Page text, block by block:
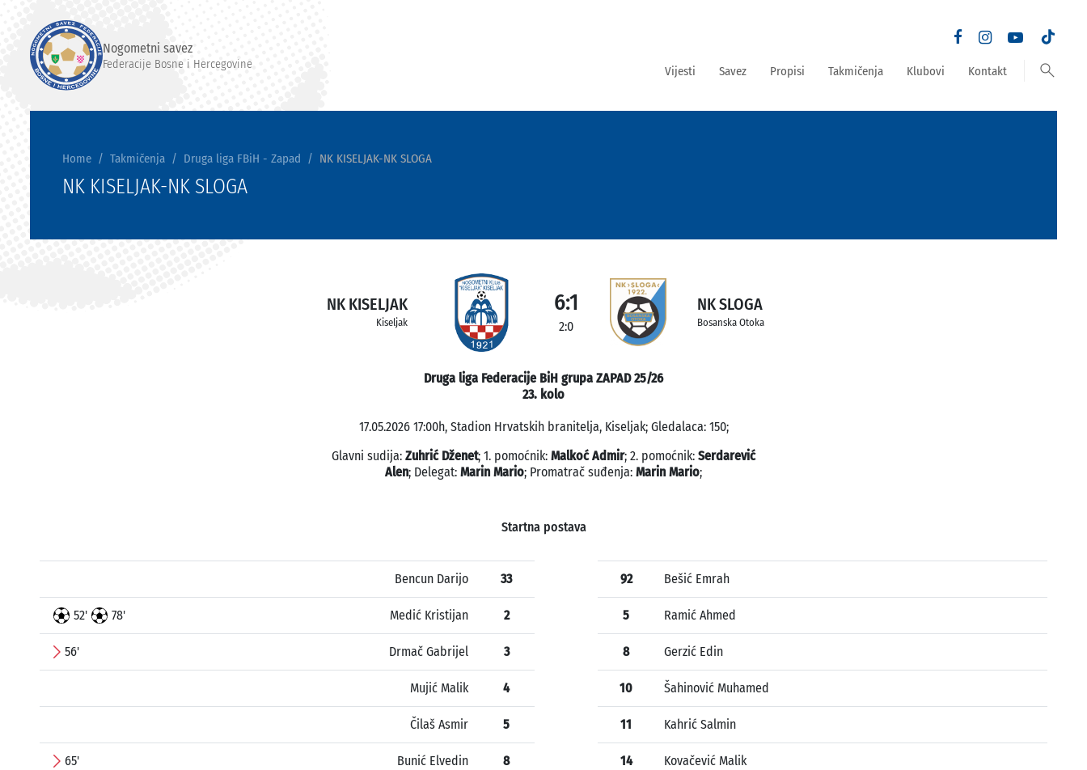
Nogometni savez
Federacije Bosne i Hercegovine Vijesti Savez Propisi Takmičenja Klubovi Kontakt search
Home Takmičenja Druga liga FBiH - Zapad NK KISELJAK-NK SLOGA
NK KISELJAK-NK SLOGA
NK KISELJAK
Kiseljak
6:1
2:0
NK SLOGA
Bosanska Otoka
Druga liga Federacije BiH grupa ZAPAD 25/26
23. kolo
17.05.2026 17:00h, Stadion Hrvatskih branitelja, Kiseljak; Gledalaca: 150;
Glavni sudija: Zuhrić Dženet; 1. pomoćnik: Malkoć Admir; 2. pomoćnik: Serdarević
Alen; Delegat: Marin Mario; Promatrač suđenja: Marin Mario;
Startna postava
Bencun Darijo 33
52' 78' Medić Kristijan 2
56' Drmač Gabrijel 3
Mujić Malik 4
Čilaš Asmir 5
65' Bunić Elvedin 8
92 Bešić Emrah
5 Ramić Ahmed
8 Gerzić Edin
10 Šahinović Muhamed
11 Kahrić Salmin
14 Kovačević Malik